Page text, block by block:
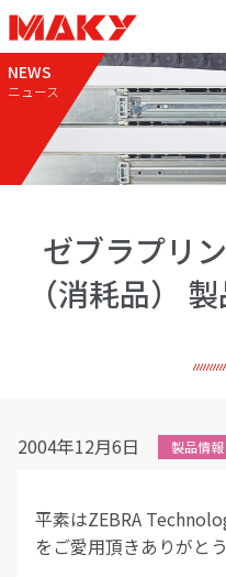
NEWS
ニュース
ゼブラプリ
（消耗品）
2004年12月6日 製品情報
平素はZEBRA
をご愛用頂きありがと